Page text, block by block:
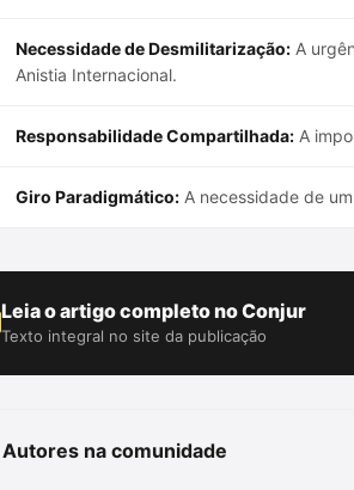
Necessidade de Desmilitarização: A
Anistia Internacional.
Responsabilidade Compartilhada: A
Giro Paradigmático: A necessidade de
Leia o artigo completo no Conjur
Texto integral no site da publicação
Autores na comunidade